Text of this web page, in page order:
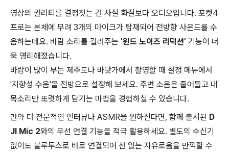
영상의 퀄리티를 결정짓는 건 사실 화질보다 오디오입니다. 포켓4
프로는 본체에 무려 3개의 마이크가 탑재되어 전방향 사운드를 수
음하는데요. 바람 소리를 걸러주는 '윈드 노이즈 리덕션' 기능이 더
욱 영리해졌습니다.
바람이 많이 부는 제주도나 바닷가에서 촬영할 때 설정 메뉴에서
'지향성 수음'을 전방으로 설정해 보세요. 주변 소음은 줄어들고 내
목소리만 또렷하게 담기는 마법을 경험하실 수 있습니다.
만약 더 전문적인 인터뷰나 ASMR을 원하신다면, 함께 출시된 D
JI Mic 2와의 무선 연결 기능을 적극 활용하세요. 별도의 수신기
없이도 블루투스로 바로 연결되어 선 없는 자유로움을 만끽할 수